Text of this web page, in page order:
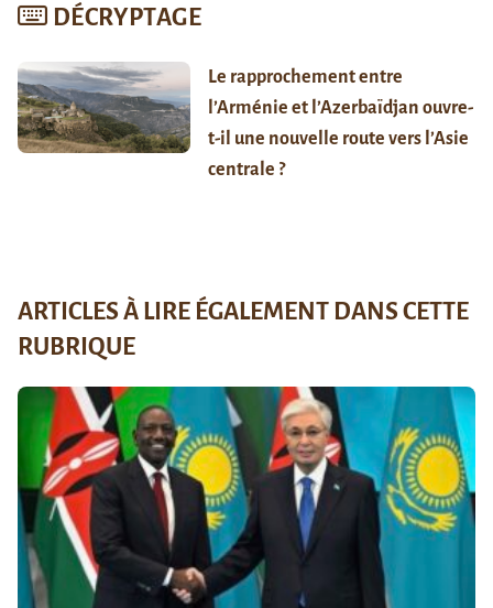
DÉCRYPTAGE
Le rapprochement entre
l’Arménie et l’Azerbaïdjan ouvre-
t-il une nouvelle route vers l’Asie
centrale ?
ARTICLES À LIRE ÉGALEMENT DANS CETTE
RUBRIQUE